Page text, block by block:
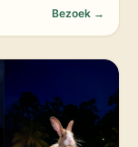
Bezoek →